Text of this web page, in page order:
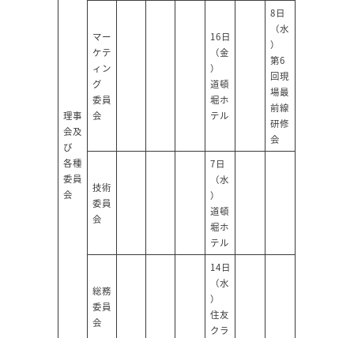
理事
会及
び
各種
委員
会
マー
ケテ
ィン
グ
委員
会
16日
（金
）
道頓
堀ホ
テル
8日
（水
）
第6
回現
場最
前線
研修
会
技術
委員
会
7日
（水
）
道頓
堀ホ
テル
総務
委員
会
14日
（水
）
住友
クラ